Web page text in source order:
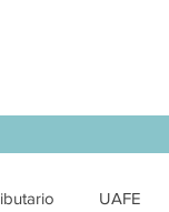
UAFE